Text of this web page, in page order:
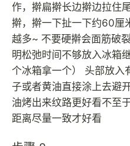
作，擀扁擀长边擀边拉住
擀，擀一下扯一下约60厘
越多~ 不要硬擀会面筋破
明松弛时间不够放入冰箱
个冰箱拿一个） 头部放入
子或者黄油直接涂上去避
油烤出来纹路更好看不至
距离尽量一致才好看